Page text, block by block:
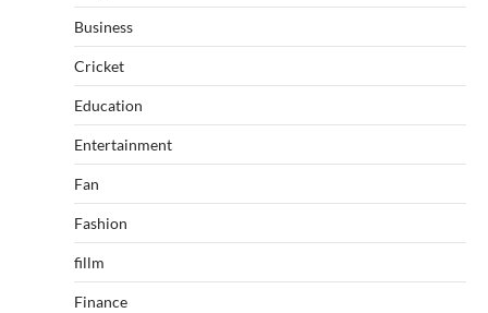
Business
Cricket
Education
Entertainment
Fan
Fashion
fillm
Finance